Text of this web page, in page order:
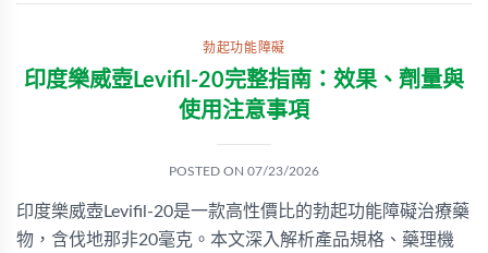
勃起功能障礙
印度樂威壺Levifil-20完整指南：效果、劑量與
使用注意事項
POSTED ON 07/23/2026
印度樂威壺Levifil-20是一款高性價比的勃起功能障礙治療藥
物，含伐地那非20毫克。本文深入解析產品規格、藥理機